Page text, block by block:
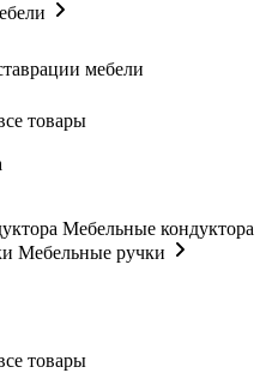
мебели
товары
Мебельные кондуктора
Мебельные ручки
товары